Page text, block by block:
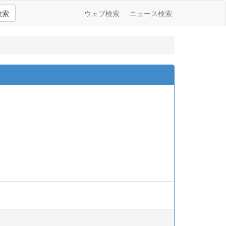
索 ウェブ検索 ニュース検索